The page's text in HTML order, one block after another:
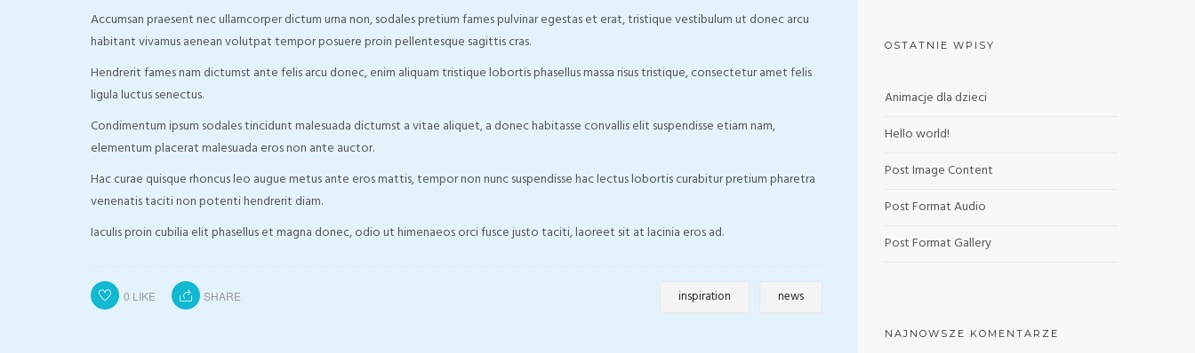
Accumsan praesent nec ullamcorper dictum urna non, sodales pretium fames pulvinar egestas et erat, tristique vestibulum ut donec arcu
habitant vivamus aenean volutpat tempor posuere proin pellentesque sagittis cras.
Hendrerit fames nam dictumst ante felis arcu donec, enim aliquam tristique lobortis phasellus massa risus tristique, consectetur amet felis
ligula luctus senectus.
Condimentum ipsum sodales tincidunt malesuada dictumst a vitae aliquet, a donec habitasse convallis elit suspendisse etiam nam,
elementum placerat malesuada eros non ante auctor.
Hac curae quisque rhoncus leo augue metus ante eros mattis, tempor non nunc suspendisse hac lectus lobortis curabitur pretium pharetra
venenatis taciti non potenti hendrerit diam.
Iaculis proin cubilia elit phasellus et magna donec, odio ut himenaeos orci fusce justo taciti, laoreet sit at lacinia eros ad.
0 LIKE SHARE inspiration news
OSTATNIE WPISY
Animacje dla dzieci
Hello world!
Post Image Content
Post Format Audio
Post Format Gallery
NAJNOWSZE KOMENTARZE